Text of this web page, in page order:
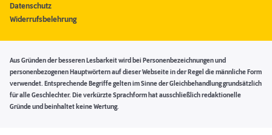
Datenschutz
Widerrufsbelehrung
Aus Gründen der besseren Lesbarkeit wird bei Personenbezeichnungen und
personenbezogenen Hauptwörtern auf dieser Webseite in der Regel die männliche Form
verwendet. Entsprechende Begriffe gelten im Sinne der Gleichbehandlung grundsätzlich
für alle Geschlechter. Die verkürzte Sprachform hat ausschließlich redaktionelle
Gründe und beinhaltet keine Wertung.